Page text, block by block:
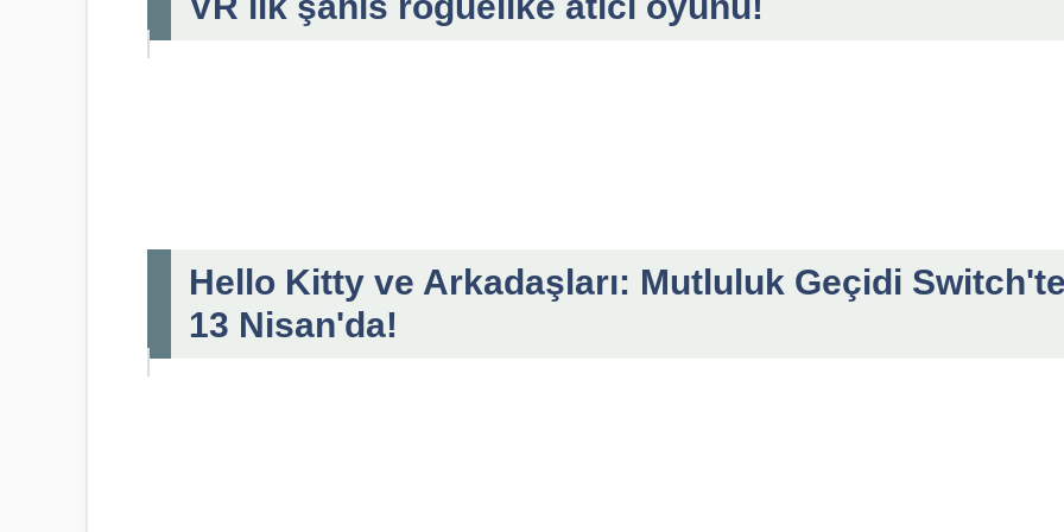
Hello Kitty ve Arkadaşları: Mutluluk Geçidi
13 Nisan'da!